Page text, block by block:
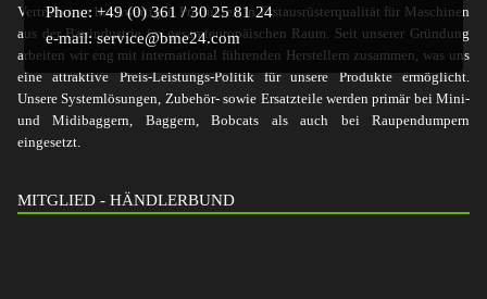
Phone: +49 (0) 361 / 30 25 81 24
e-mail: service@bme24.com
Vertrieb von hochwertigen Produkten in Erstausrüsterqualität für Maschinen
aus der Bauindustrie im gesamteuropäischen Raum. Seit unserer Gründung
arbeiten wir eng mit international führenden Herstellern zusammen, was uns
eine attraktive Preis-Leistungs-Politik für unsere Produkte ermöglicht.
Unsere Systemlösungen, Zubehör- sowie Ersatzteile werden primär bei Mini-
und Midibaggern, Baggern, Bobcats als auch bei Raupendumpern
eingesetzt.
MITGLIED - HÄNDLERBUND